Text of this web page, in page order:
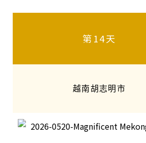
第14天
越南胡志明市